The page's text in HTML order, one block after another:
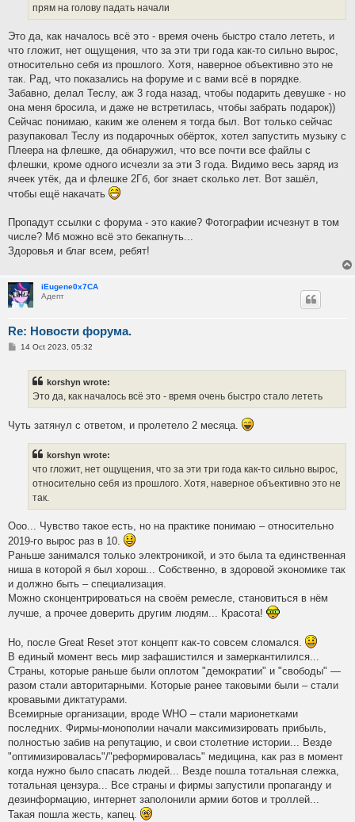
прям на голову падать начали
Это да, как началось всё это - время очень быстро стало лететь, и
что гложит, нет ощущения, что за эти три года как-то сильно вырос,
относительно себя из прошлого. Хотя, наверное объективно это не
так. Рад, что показались на форуме и с вами всё в порядке.
Забавно, делал Теслу, аж 3 года назад, чтобы подарить девушке - но
она меня бросила, и даже не встретилась, чтобы забрать подарок))
Сейчас понимаю, каким же оленем я тогда был. Вот только сейчас
разупаковал Теслу из подарочных обёрток, хотел запустить музыку с
Плеера на флешке, да обнаружил, что все почти все файлы с
флешки, кроме одного исчезли за эти 3 года. Видимо весь заряд из
ячеек утёк, да и флешке 2Гб, бог знает сколько лет. Вот зашёл,
чтобы ещё накачать
Пропадут ссылки с форума - это какие? Фотографии исчезнут в том
числе? Мб можно всё это бекапнуть...
Здоровья и благ всем, ребят!
iEugene0x7CA
Адепт
Re: Новости форума.
P14 Oct 2023, 05:32
korshyn wrote:
Это да, как началось всё это - время очень быстро стало лететь
Чуть затянул с ответом, и пролетело 2 месяца.
korshyn wrote:
что гложит, нет ощущения, что за эти три года как-то сильно вырос,
относительно себя из прошлого. Хотя, наверное объективно это не
так.
Ооо... Чувство такое есть, но на практике понимаю – относительно
2019-го вырос раз в 10.
Раньше занимался только электроникой, и это была та единственная
ниша в которой я был хорош... Собственно, в здоровой экономике так
и должно быть – специализация.
Можно сконцентрироваться на своём ремесле, становиться в нём
лучше, а прочее доверить другим людям... Красота!
Но, после Great Reset этот концепт как-то совсем сломался.
В единый момент весь мир зафашистился и замеркантилился...
Страны, которые раньше были оплотом "демократии" и "свободы" —
разом стали авторитарными. Которые ранее таковыми были – стали
кровавыми диктатурами.
Всемирные организации, вроде WHO – стали марионетками
последних. Фирмы-монополии начали максимизировать прибыль,
полностью забив на репутацию, и свои столетние истории... Везде
"оптимизировалась"/"реформировалась" медицина, как раз в момент
когда нужно было спасать людей... Везде пошла тотальная слежка,
тотальная цензура... Все страны и фирмы запустили пропаганду и
дезинформацию, интернет заполонили армии ботов и троллей...
Такая пошла жесть, капец.